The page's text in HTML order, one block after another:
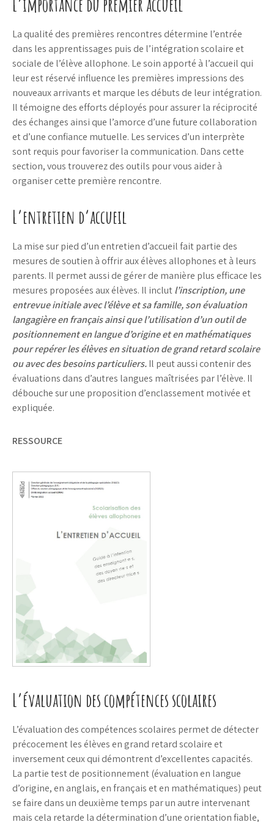
L’importance du premier accueil
La qualité des premières rencontres détermine l’entrée
dans les apprentissages puis de l’intégration scolaire et
sociale de l’élève allophone. Le soin apporté à l’accueil qui
leur est réservé influence les premières impressions des
nouveaux arrivants et marque les débuts de leur intégration.
Il témoigne des efforts déployés pour assurer la réciprocité
des échanges ainsi que l’amorce d’une future collaboration
et d’une confiance mutuelle. Les services d’un interprète
sont requis pour favoriser la communication. Dans cette
section, vous trouverez des outils pour vous aider à
organiser cette première rencontre.
L’entretien d’accueil
La mise sur pied d’un entretien d’accueil fait partie des
mesures de soutien à offrir aux élèves allophones et à leurs
parents. Il permet aussi de gérer de manière plus efficace les
mesures proposées aux élèves. Il inclutl’inscription, une
entrevue initiale avec l’élève et sa famille, son évaluation
langagière en français ainsi que l’utilisation d’un outil de
positionnement en langue d’origine et en mathématiques
pour repérer les élèves en situation de grand retard scolaire
ou avec des besoins particuliers.Il peut aussi contenir des
évaluations dans d’autres langues maîtrisées par l’élève. Il
débouche sur une proposition d’enclassement motivée et
expliquée.
RESSOURCE
L’évaluation des compétences scolaires
L’évaluation des compétences scolaires permet de détecter
précocement les élèves en grand retard scolaire et
inversement ceux qui démontrent d’excellentes capacités.
La partie test de positionnement (évaluation en langue
d’origine, en anglais, en français et en mathématiques) peut
se faire dans un deuxième temps par un autre intervenant
mais cela retarde la détermination d’une orientation fiable,